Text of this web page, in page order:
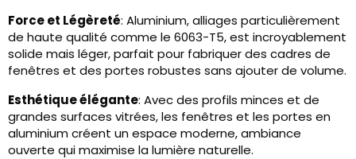
Force et Légèreté: Aluminium, alliages particulièrement
de haute qualité comme le 6063-T5, est incroyablement
solide mais léger, parfait pour fabriquer des cadres de
fenêtres et des portes robustes sans ajouter de volume.
Esthétique élégante: Avec des profils minces et de
grandes surfaces vitrées, les fenêtres et les portes en
aluminium créent un espace moderne, ambiance
ouverte qui maximise la lumière naturelle.